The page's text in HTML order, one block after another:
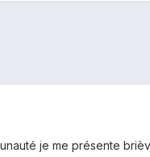
je me présente